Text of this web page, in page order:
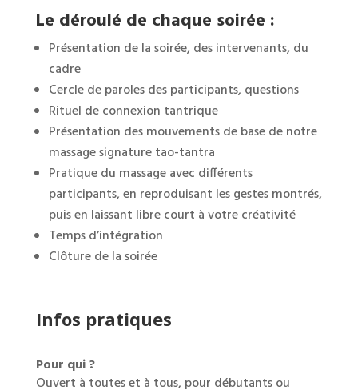
Le déroulé de chaque soirée :
Présentation de la soirée, des intervenants, du
cadre
Cercle de paroles des participants, questions
Rituel de connexion tantrique
Présentation des mouvements de base de notre
massage signature tao-tantra
Pratique du massage avec différents
participants, en reproduisant les gestes montrés,
puis en laissant libre court à votre créativité
Temps d’intégration
Clôture de la soirée
Infos pratiques
Pour qui ?
Ouvert à toutes et à tous, pour débutants ou